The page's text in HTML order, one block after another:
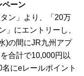
ペーン
ン」より、「20万
」にエントリーし、
)の間にJR九州アプ
合計で10,000円以
にeレールポイント